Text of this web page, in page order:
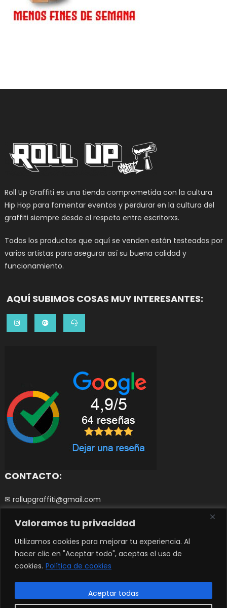
Valoramos tu privacidad
Utilizamos cookies para mejorar tu experiencia. Al
hacer clic en "Aceptar todo", aceptas el uso de
cookies. Política de cookies
Aceptar todas
Roll Up Graffiti es una tienda comprometida con la cultura
Hip Hop para fomentar eventos y perdurar en la cultura del
graffiti siempre desde el respeto entre escritorxs.
Todos los productos que aquí se venden están testeados por
varios artistas para asegurar así su buena calidad y
funcionamiento.
AQUÍ SUBIMOS COSAS MUY INTERESANTES:
CONTACTO:
✉ rollupgraffiti@gmail.com
☎ 644252266
Store deMystery Themes
Términos y condiciones
Política de Privacidad y Cookies